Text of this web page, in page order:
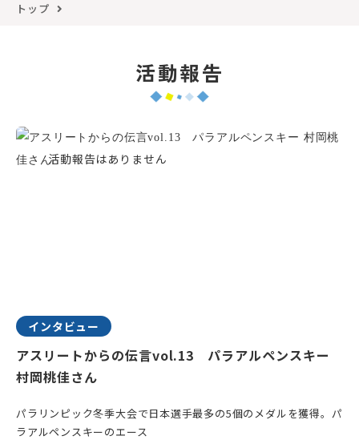
トップ
活動報告
インタビュー
アスリートからの伝言vol.13 パラアルペンスキー
村岡桃佳さん
パラリンピック冬季大会で日本選手最多の5個のメダルを獲得。パ
ラアルペンスキーのエース